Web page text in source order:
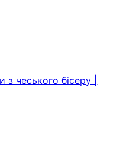
чеського бісеру |